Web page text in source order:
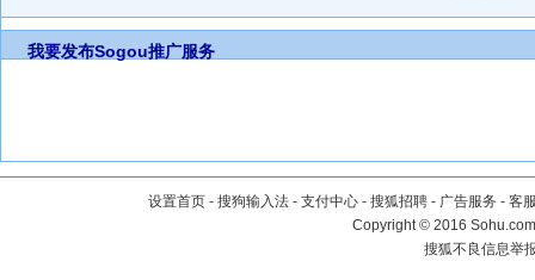
我要发布Sogou推广服务
设置首页 - 搜狗输入法 - 支付中心 - 搜狐招聘 - 广告服务 - 客
Copyright©2016
搜狐不良信息举